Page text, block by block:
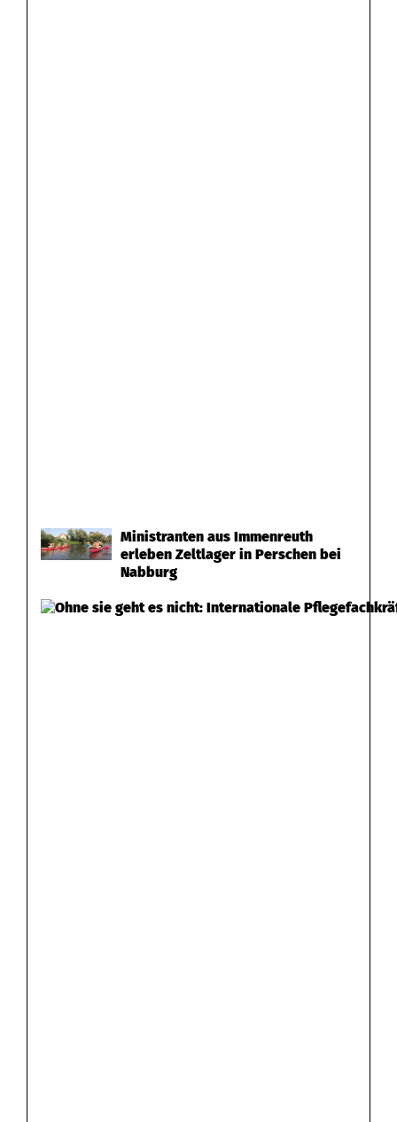
Ministranten aus Immenreuth
erleben Zeltlager in Perschen bei
Nabburg